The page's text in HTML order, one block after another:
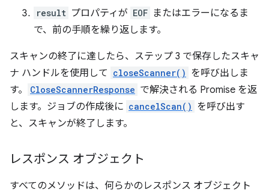
result プロパティが EOF またはエラーになるま
で、前の手順を繰り返します。
スキャンの終了に達したら、ステップ 3 で保存したスキャ
ナ ハンドルを使用して closeScanner() を呼び出しま
す。
CloseScannerResponse で解決される Promise を返
します。ジョブの作成後に cancelScan() を呼び出す
と、スキャンが終了します。
レスポンス オブジェクト
すべてのメソッドは、何らかのレスポンス オブジェクト